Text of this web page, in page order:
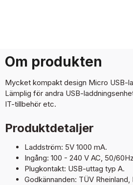
Om produkten
Mycket kompakt design Micro USB-
Lämplig för andra USB-
IT-tillbehör etc.
Produktdetaljer
Laddström: 5V 1000 mA.
Ingång: 100 - 240 V AC, 50/
Plugkontakt: USB-uttag typ A.
Godkännanden: TÜV Rheinland,